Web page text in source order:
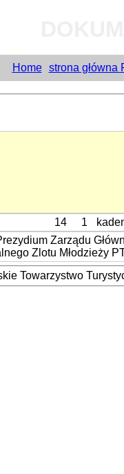
Home strona główna
14 1
Zarządu
Zlotu Młodzieży
Towarzystwo